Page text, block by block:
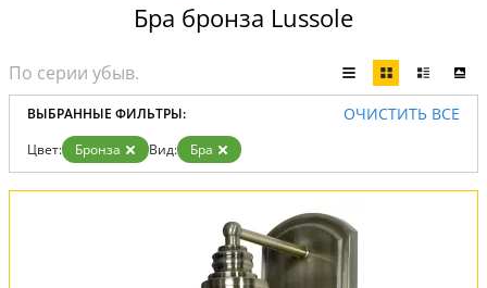
Бра бронза Lussole
ВЫБРАННЫЕ ФИЛЬТРЫ: ОЧИСТИТЬ ВСЕ
Цвет: Бронза Вид: Бра